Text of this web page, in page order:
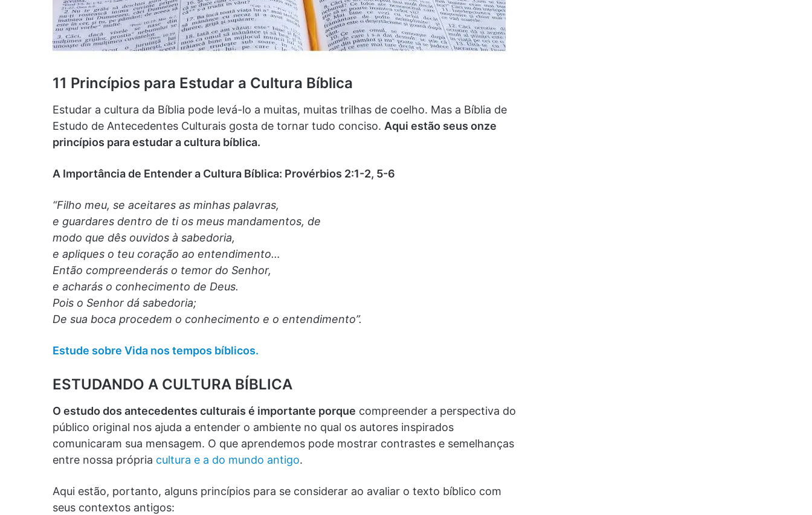
11 Princípios para Estudar a Cultura Bíblica
Estudar a cultura da Bíblia pode levá-lo a muitas, muitas trilhas de coelho. Mas a Bíblia de
Estudo de Antecedentes Culturais gosta de tornar tudo conciso. Aqui estão seus onze
princípios para estudar a cultura bíblica.
A Importância de Entender a Cultura Bíblica: Provérbios 2:1-2, 5-6
“Filho meu, se aceitares as minhas palavras,
e guardares dentro de ti os meus mandamentos, de
modo que dês ouvidos à sabedoria,
e apliques o teu coração ao entendimento…
Então compreenderás o temor do Senhor,
e acharás o conhecimento de Deus.
Pois o Senhor dá sabedoria;
De sua boca procedem o conhecimento e o entendimento”.
Estude sobre Vida nos tempos bíblicos.
ESTUDANDO A CULTURA BÍBLICA
O estudo dos antecedentes culturais é importante porque compreender a perspectiva do
público original nos ajuda a entender o ambiente no qual os autores inspirados
comunicaram sua mensagem. O que aprendemos pode mostrar contrastes e semelhanças
entre nossa própria cultura e a do mundo antigo.
Aqui estão, portanto, alguns princípios para se considerar ao avaliar o texto bíblico com
seus contextos antigos: